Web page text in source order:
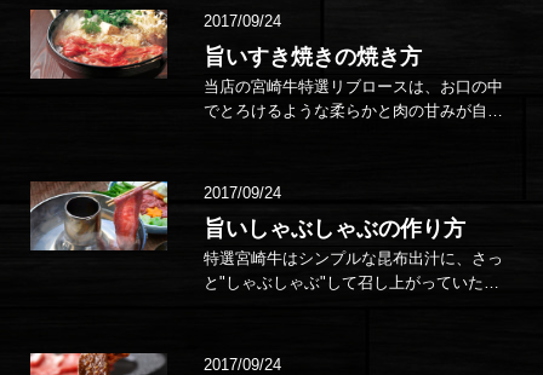
2017/09/24
旨いすき焼きの焼き方
当店の宮崎牛特選リブロースは、お口の中
でとろけるような柔らかと肉の甘みが自慢
焼…
2017/09/24
旨いしゃぶしゃぶの作り方
特選宮崎牛はシンプルな昆布出汁に、さっ
と"しゃぶしゃぶ"して召し上がっていただ
2017/09/24